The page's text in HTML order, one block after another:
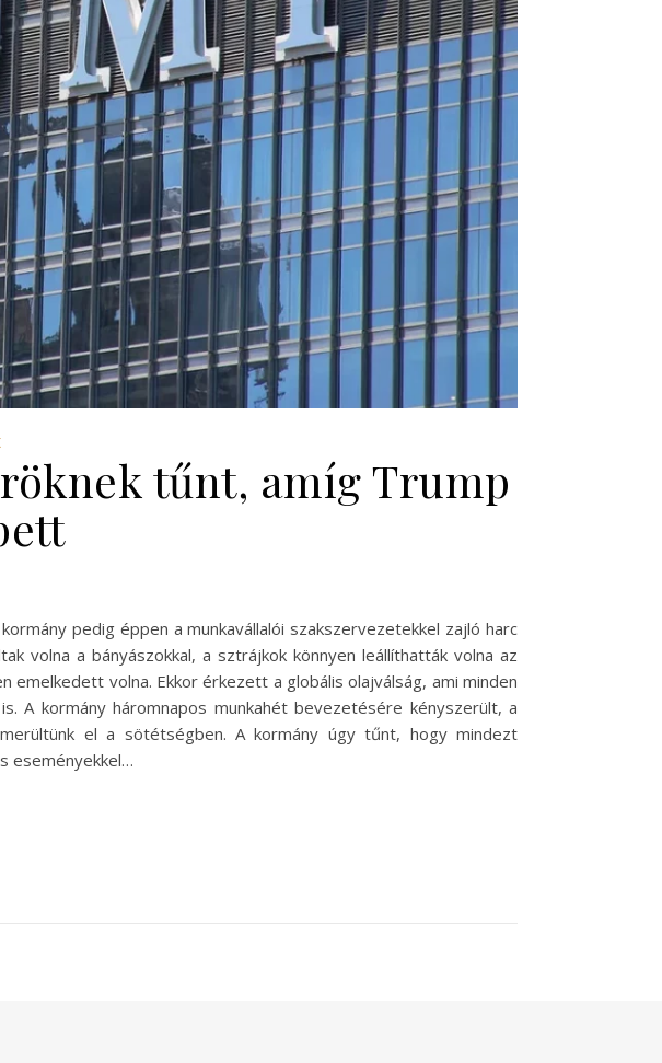
tűnt, amíg Trump
pedig éppen a munkavállalói szakszervezetekkel zajló harc
volna a bányászokkal, a sztrájkok könnyen leállíthatták volna az
emelkedett volna. Ekkor érkezett a globális olajválság, ami minden
A kormány háromnapos munkahét bevezetésére kényszerült, a
el a sötétségben. A kormány úgy tűnt, hogy mindezt
eseményekkel…